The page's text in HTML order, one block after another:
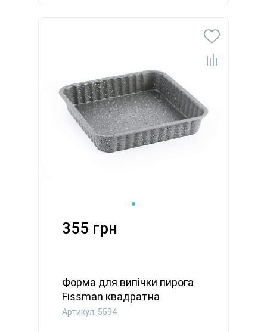
355 грн
Форма для випічки пирога
Fissman квадратна
24x24x4...
Артикул: 5594